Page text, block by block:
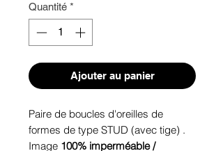
Quantité *
Ajouter au panier
Paire de boucles d'oreilles de
formes de type STUD (avec tige) .
Image 100% imperméable /